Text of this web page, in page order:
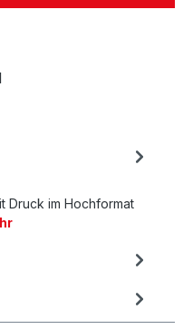
Druck im Hochformat